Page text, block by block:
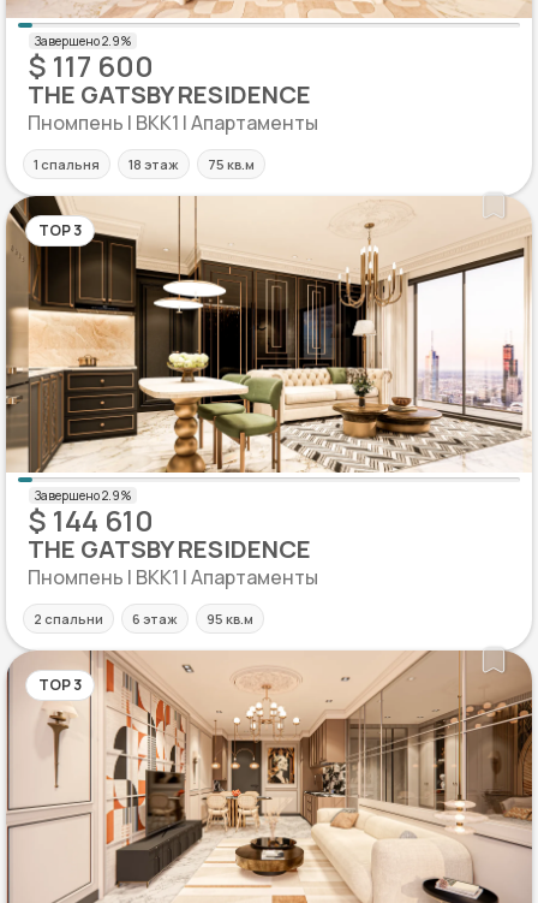
$ 117 600
THE GATSBY RESIDENCE
Пномпень | BKK1 | Апартаменты
1 спальня 18 этаж 75 кв.м
TOP 3
$ 144 610
THE GATSBY RESIDENCE
Пномпень | BKK1 | Апартаменты
2 спальни 6 этаж 95 кв.м
TOP 3